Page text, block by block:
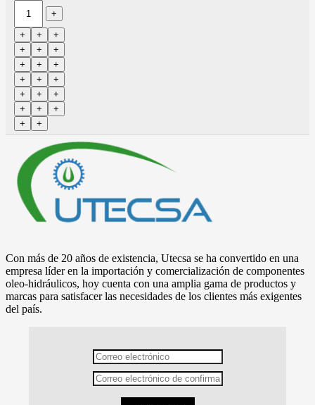
Con más de 20 años de existencia, Utecsa se ha convertido en una
empresa líder en la importación y comercialización de componentes
oleo-hidráulicos, hoy cuenta con una amplia gama de productos y
marcas para satisfacer las necesidades de los clientes más exigentes
del país.